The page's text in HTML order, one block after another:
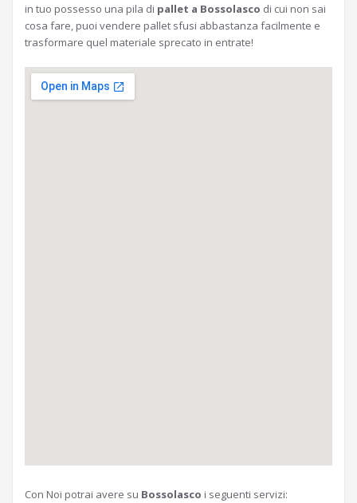
in tuo possesso una pila di pallet a Bossolasco di cui non sai
cosa fare, puoi vendere pallet sfusi abbastanza facilmente e
trasformare quel materiale sprecato in entrate!
Con Noi potrai avere su Bossolasco i seguenti servizi: